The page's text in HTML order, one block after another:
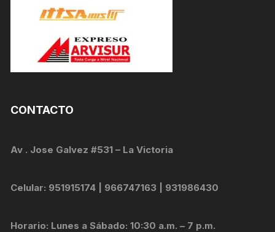
CONTACTO
Av . Jose Galvez #531 – La Victoria
Celular: 951915174 | 966747163 | 931986430
Horario: Lunes a Sábado: 10:30 a.m. – 7 p.m.